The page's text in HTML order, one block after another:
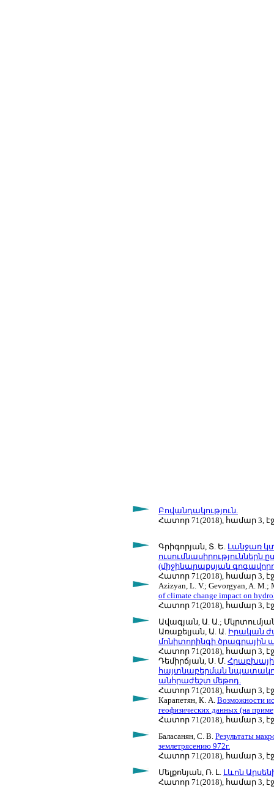
Բովանդակություն.
Հատոր 71(2018), համար 3, էջ
Գրիգորյան, Տ. Ե. Լանջառ
(միջինարաքսյան
Հատոր 71(2018), համար 3, էջ
Azizyan, L. V.; Gevorgyan, A. M.;
of climate change impact on
Հատոր 71(2018), համար 3, էջ
Ավագյան, Ա. Ա.;
Առաքելյան, Ա. Ա. Իրական
մոնիտորինգի
Հատոր 71(2018), համար 3, էջ
Դեմիրճյան, Ս. Մ.
հայտնաբերման
անհրաժեշտ մեթոդ.
Հատոր 71(2018), համար 3, էջ
Карапетян, К. А. Возможности
геофизических данных (на
Հատոր 71(2018), համար 3, էջ
Баласанян, С. В. Результаты
землетрясению 972г.
Հատոր 71(2018), համար 3, էջ
Մելքոնյան, Ռ. Լ. Լևոն
Հատոր 71(2018), համար 3, էջ